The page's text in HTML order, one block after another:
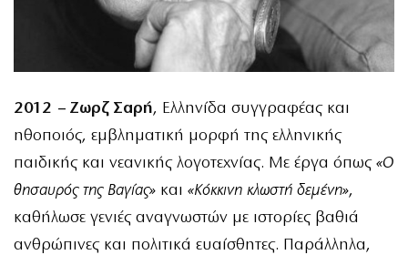
2012 – Ζωρζ Σαρή, Ελληνίδα συγγραφέας και
ηθοποιός, εμβληματική μορφή της ελληνικής
παιδικής και νεανικής λογοτεχνίας. Με έργα όπως «Ο
θησαυρός της Βαγίας» και «Κόκκινη κλωστή δεμένη»,
καθήλωσε γενιές αναγνωστών με ιστορίες βαθιά
ανθρώπινες και πολιτικά ευαίσθητες. Παράλληλα,